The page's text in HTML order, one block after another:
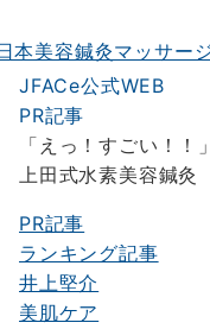
JFACe公式WEB
PR記事
「えっ！すごい！
上田式水素美容鍼灸
PR記事
ランキング記事
井上堅介
美肌ケア